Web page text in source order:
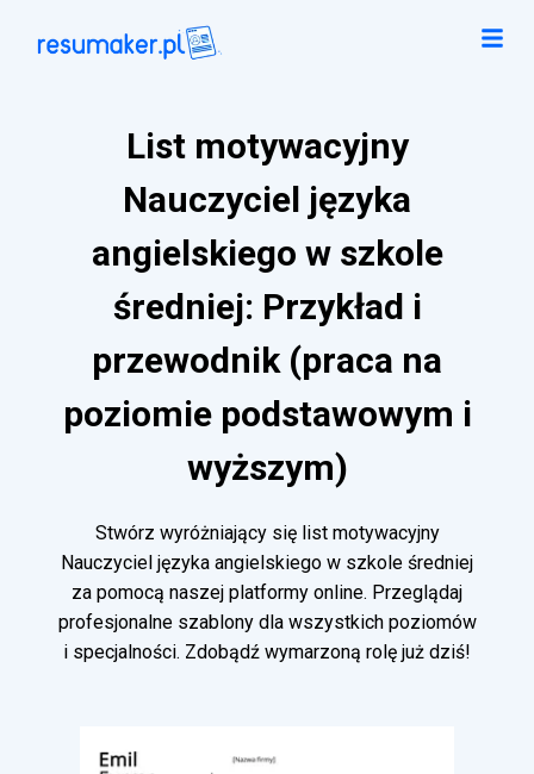
List motywacyjny
Nauczyciel języka
angielskiego w szkole
średniej: Przykład i
przewodnik (praca na
poziomie podstawowym i
wyższym)
Stwórz wyróżniający się list motywacyjny
Nauczyciel języka angielskiego w szkole średniej
za pomocą naszej platformy online. Przeglądaj
profesjonalne szablony dla wszystkich poziomów
i specjalności. Zdobądź wymarzoną rolę już dziś!